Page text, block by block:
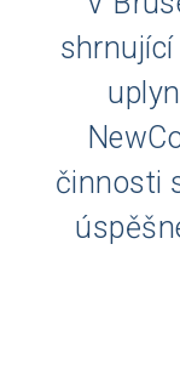
shrnující
činnosti